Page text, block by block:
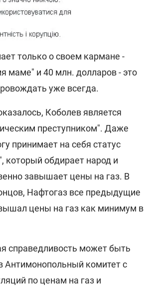
только о своем кармане -
маме" и 40 млн. долларов - это
уже всегда.
Коболев является
преступником". Даже
принимает на себя статус
который обдирает народ и
завышает цены на газ. В
Нафтогаз все предыдущие
цены на газ как минимум в
справедливость может быть
Антимонопольный комитет с
по ценам на газ и